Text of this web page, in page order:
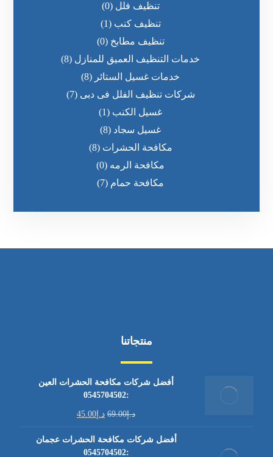
تنظيف فلل (0)
تنظيف كنب (1)
تنظيف مطابخ (0)
خدمات التنظيف العميق للمنازل (8)
خدمات غسيل الستائر (8)
شركات تنظيف الفلل فى دبى (7)
غسيل الكنب (1)
غسيل سجاد (8)
مكافحة الحشرات (8)
مكافحة الرمه (0)
مكافحة حمام (7)
منتجاتنا
أفضل شركات مكافحة الحشرات العين
:0545704502
د.إ69.00 د.إ 45.00
أفضل شركات مكافحة الحشرات عجمان
:0545704502